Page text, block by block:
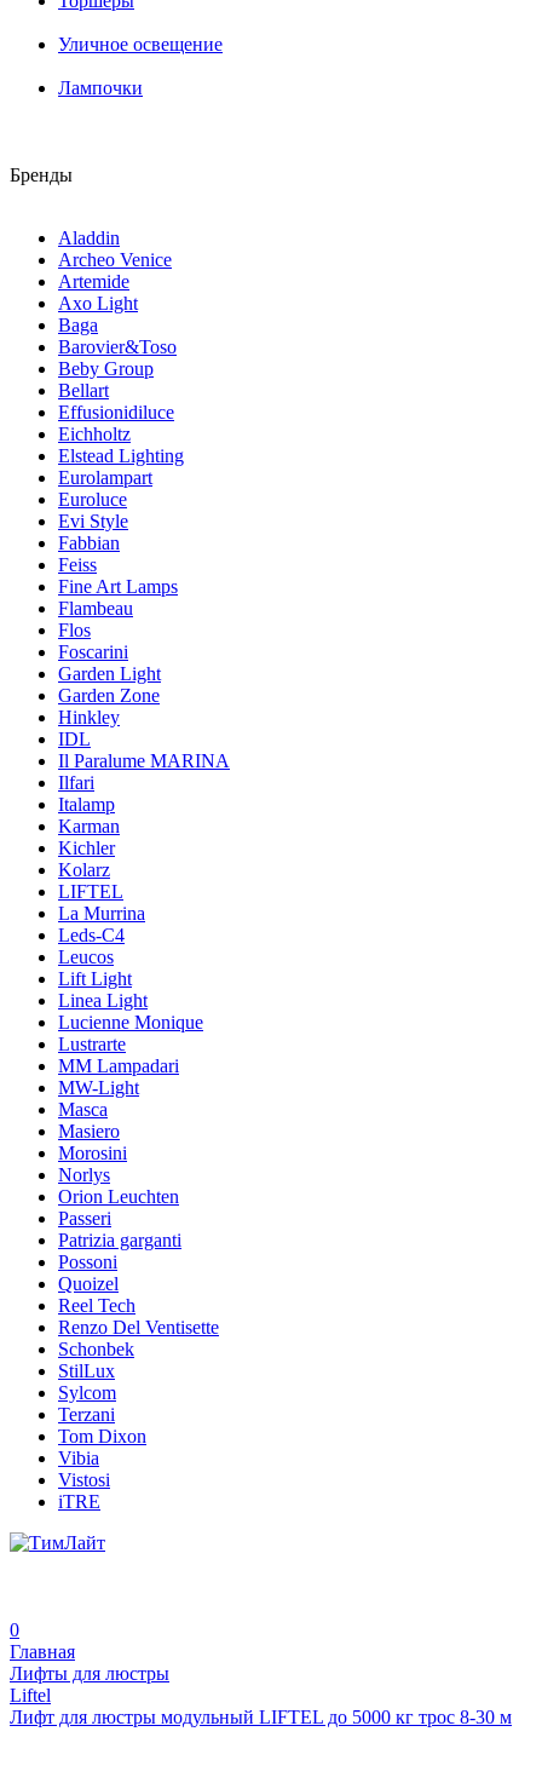
Уличное освещение
Лампочки
Бренды
Aladdin
Archeo Venice
Artemide
Axo Light
Baga
Barovier&Toso
Beby Group
Bellart
Effusionidiluce
Eichholtz
Elstead Lighting
Eurolampart
Euroluce
Evi Style
Fabbian
Feiss
Fine Art Lamps
Flambeau
Flos
Foscarini
Garden Light
Garden Zone
Hinkley
IDL
Il Paralume MARINA
Ilfari
Italamp
Karman
Kichler
Kolarz
LIFTEL
La Murrina
Leds-C4
Leucos
Lift Light
Linea Light
Lucienne Monique
Lustrarte
MM Lampadari
MW-Light
Masca
Masiero
Morosini
Norlys
Orion Leuchten
Passeri
Patrizia garganti
Possoni
Quoizel
Reel Tech
Renzo Del Ventisette
Schonbek
StilLux
Sylcom
Terzani
Tom Dixon
Vibia
Vistosi
iTRE
0
Главная
Лифты для люстры
Liftel
Лифт для люстры модульный LIFTEL до 5000 кг трос 8-30 м